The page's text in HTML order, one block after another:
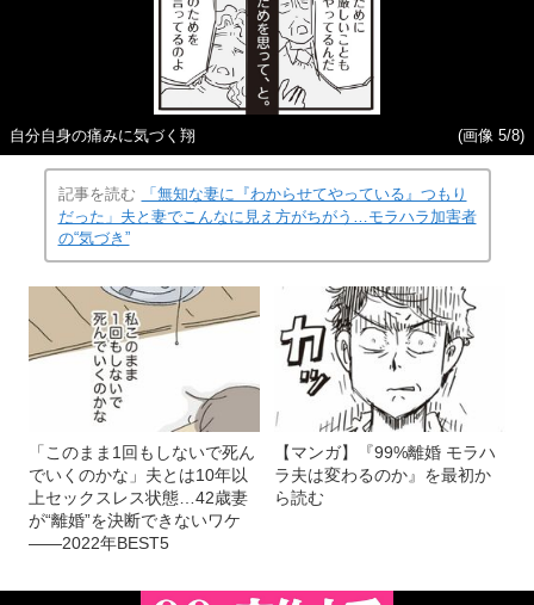
自分自身の痛みに気づく翔 (画像 5/8)
記事を読む
「無知な妻に『わからせてやっている』つもり
だった」夫と妻でこんなに見え方がちがう…モラハラ加害者
の“気づき”
「このまま1回もしないで死ん
でいくのかな」夫とは10年以
上セックスレス状態…42歳妻
が“離婚”を決断できないワケ
――2022年BEST5
【マンガ】『99%離婚 モラハ
ラ夫は変わるのか』を最初か
ら読む